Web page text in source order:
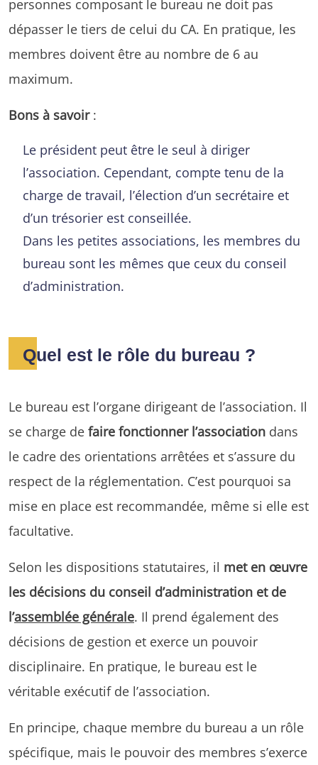
personnes composant le bureau ne doit pas
dépasser le tiers de celui du CA. En pratique, les
membres doivent être au nombre de 6 au
maximum.
Bons à savoir:
Le président peut être le seul à diriger
l’association. Cependant, compte tenu de la
charge de travail, l’élection d’un secrétaire et
d’un trésorier est conseillée.
Dans les petites associations, les membres du
bureau sont les mêmes que ceux du conseil
d’administration.
Quel est le rôle du bureau ?
Le bureau est l’organe dirigeant de l’association. Il
se charge de faire fonctionner l’association dans
le cadre des orientations arrêtées et s’assure du
respect de la réglementation. C’est pourquoi sa
mise en place est recommandée, même si elle est
facultative.
Selon les dispositions statutaires, il met en œuvre
les décisions du conseil d’administration et de
l’assemblée générale. Il prend également des
décisions de gestion et exerce un pouvoir
disciplinaire. En pratique, le bureau est le
véritable exécutif de l’association.
En principe, chaque membre du bureau a un rôle
spécifique, mais le pouvoir des membres s’exerce